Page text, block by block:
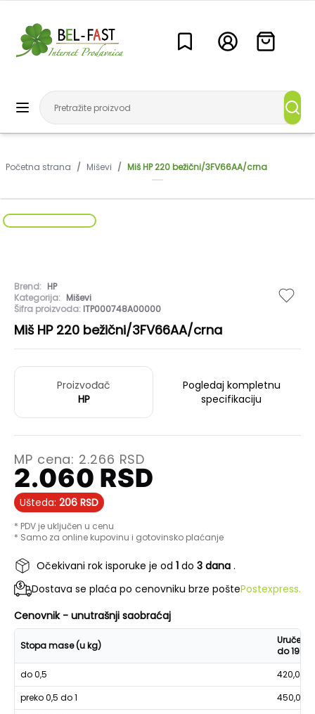
Početna strana / Miševi / Miš HP 220 bežični/3FV66AA/crna
Brend: HP
Kategorija: Miševi
Šifra proizvoda: ITP000748A00000
Miš HP 220 bežični/3FV66AA/crna
Proizvođač
HP
Pogledaj kompletnu
specifikaciju
MP cena: 2.266 RSD
2.060 RSD
Ušteda: 206 RSD
* PDV je uključen u cenu
* Samo za online kupovinu i gotovinsko plaćanje
Očekivani rok isporuke je od 1 do 3 dana .
Dostava se plaća po cenovniku brze poštePostexpress.
Cenovnik - unutrašnji saobraćaj
Stopa mase (u kg)
Uručenje
do 19h
do 0,5
420,00
preko 0,5 do 1
450,00